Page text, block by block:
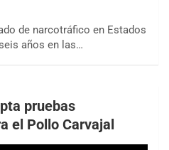
de narcotráfico en Estados
años en las…
pruebas
el Pollo Carvajal